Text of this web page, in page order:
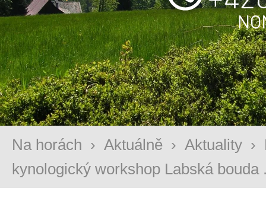
Na horách › Aktuálně › Aktuality ›
kynologický workshop Labská bouda